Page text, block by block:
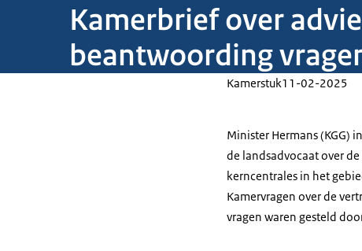
Kamerbrief over
beantwoording
Kamerstuk11-02-2025
Minister Hermans (KGG)
de landsadvocaat over
kerncentrales in het
Kamervragen over de
vragen waren gesteld